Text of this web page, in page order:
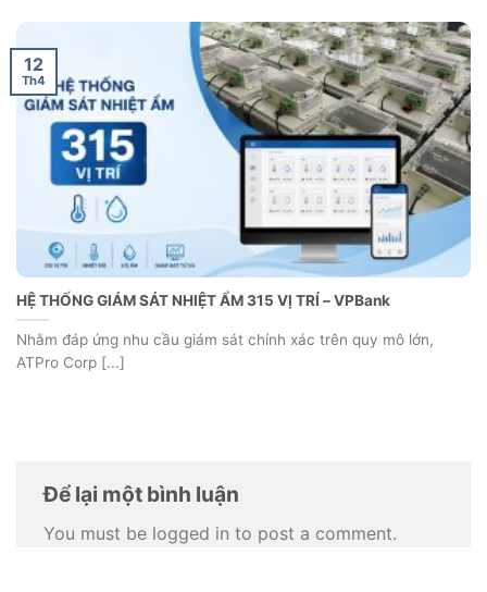
HỆ THỐNG GIÁM SÁT NHIỆT ẨM 315 VỊ TRÍ – VPBank
Nhằm đáp ứng nhu cầu giám sát chính xác trên quy mô lớn,
ATPro Corp [...]
12
Th4
Để lại một bình luận
You must be logged in to post a comment.